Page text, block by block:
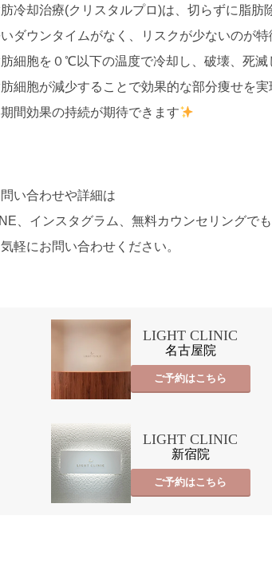
冷却治療(クリスタルプロ)は、切らずに脂肪
ダウンタイムがなく、リスクが少ないのが特
細胞を０℃以下の温度で冷却し、破壊、死滅
細胞が減少することで効果的な部分痩せを
間効果の持続が期待できます
い合わせや詳細は
、インスタグラム、無料カウンセリングで
軽にお問い合わせください。
LIGHT CLINIC
名古屋院
ご予約はこちら
LIGHT CLINIC
新宿院
ご予約はこちら